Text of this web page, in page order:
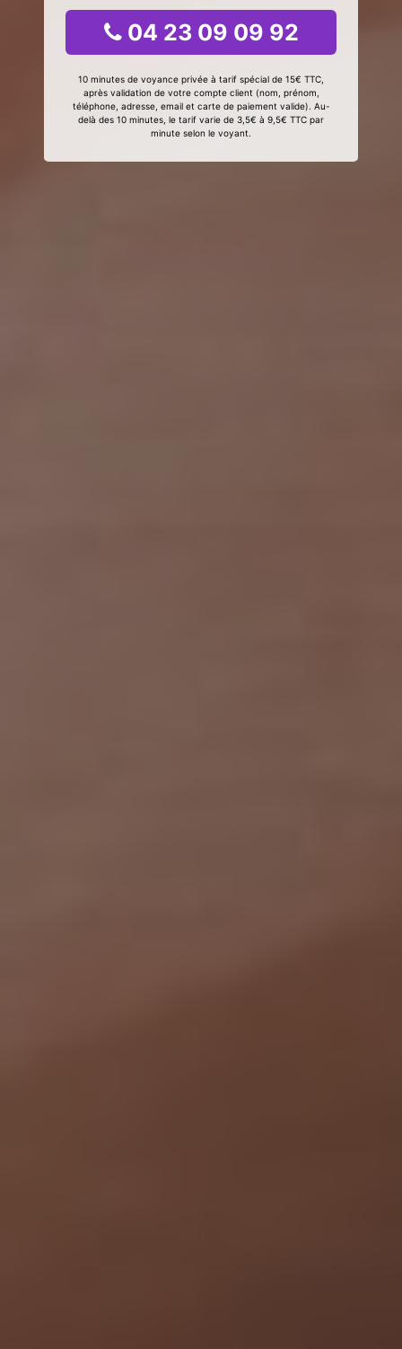
04 23 09 09 92
10 minutes de voyance privée à tarif spécial de 15€ TTC,
après validation de votre compte client (nom, prénom,
téléphone, adresse, email et carte de paiement valide). Au-
delà des 10 minutes, le tarif varie de 3,5€ à 9,5€ TTC par
minute selon le voyant.